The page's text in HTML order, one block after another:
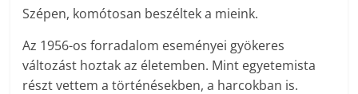
Szépen, komótosan beszéltek a mieink.
Az 1956-os forradalom eseményei gyökeres
változást hoztak az életemben. Mint egyetemista
részt vettem a történésekben, a harcokban is.